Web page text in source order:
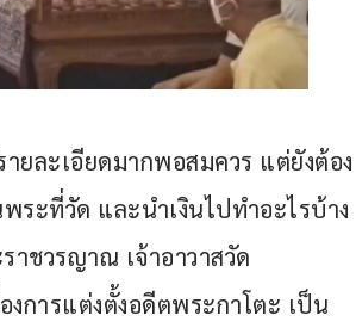
ยละเอียดมากพอสมควร แต่ยังต้อง
ระที่วัด และนำเงินไปทำอะไรบ้าง
ชวรญาณ เจ้าอาวาสวัด
การแต่งตั้งอดีตพระกาโตะ เป็น